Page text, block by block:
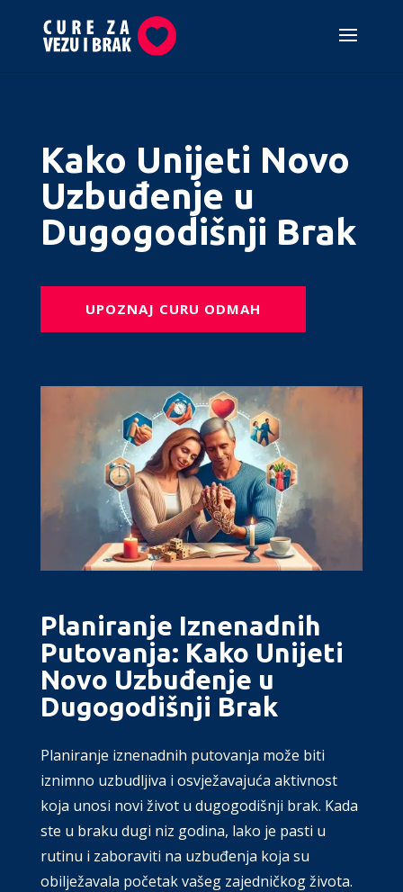
Kako Unijeti Novo
Uzbuđenje u
Dugogodišnji Brak
UPOZNAJ CURU ODMAH
Planiranje Iznenadnih
Putovanja: Kako Unijeti
Novo Uzbuđenje u
Dugogodišnji Brak
Planiranje iznenadnih putovanja može biti
iznimno uzbudljiva i osvježavajuća aktivnost
koja unosi novi život u dugogodišnji brak. Kada
ste u braku dugi niz godina, lako je pasti u
rutinu i zaboraviti na uzbuđenja koja su
obilježavala početak vašeg zajedničkog života.